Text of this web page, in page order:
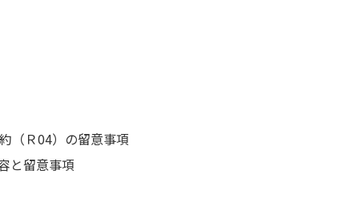
（Ｒ04）の留意事項
と留意事項